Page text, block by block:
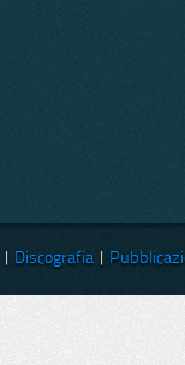
Discografia